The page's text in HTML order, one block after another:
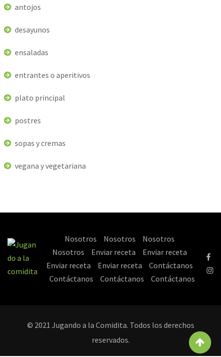
antojos
desayunos
ensaladas
entrantes o aperitivos
plato principal
postres
sopas y cremas
vegana y vegetariana
Nosotros Nosotros
Nosotros
Nosotros
Enviar receta
Enviar receta
Enviar receta
Enviar receta
Contáctanos
Contáctanos
Contáctanos Contáctanos
© 2021 Jugando a la Comidita. Todos los derechos
reservados.